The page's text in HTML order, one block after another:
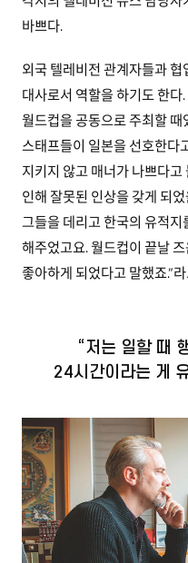
바쁘다.
외국 텔레비전 관계자들과
대사로서 역할을 하기도 한
월드컵을 공동으로 주최할 때
스태프들이 일본을 선호한다
지키지 않고 매너가 나쁘다
인해 잘못된 인상을 갖게 되
그들을 데리고 한국의 유적
해주었고요. 월드컵이 끝날
좋아하게 되었다고 말했죠.”
“저는 일할 때
24시간이라는 게